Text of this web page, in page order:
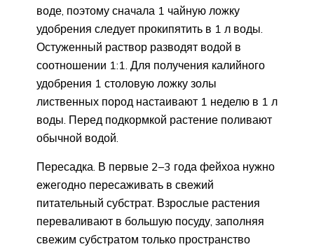
воде, поэтому сначала 1 чайную ложку
удобрения следует прокипятить в 1 л воды.
Остуженный раствор разводят водой в
соотношении 1:1. Для получения калийного
удобрения 1 столовую ложку золы
лиственных пород настаивают 1 неделю в 1 л
воды. Перед подкормкой растение поливают
обычной водой.
Пересадка. В первые 2–3 года фейхоа нужно
ежегодно пересаживать в свежий
питательный субстрат. Взрослые растения
переваливают в большую посуду, заполняя
свежим субстратом только пространство